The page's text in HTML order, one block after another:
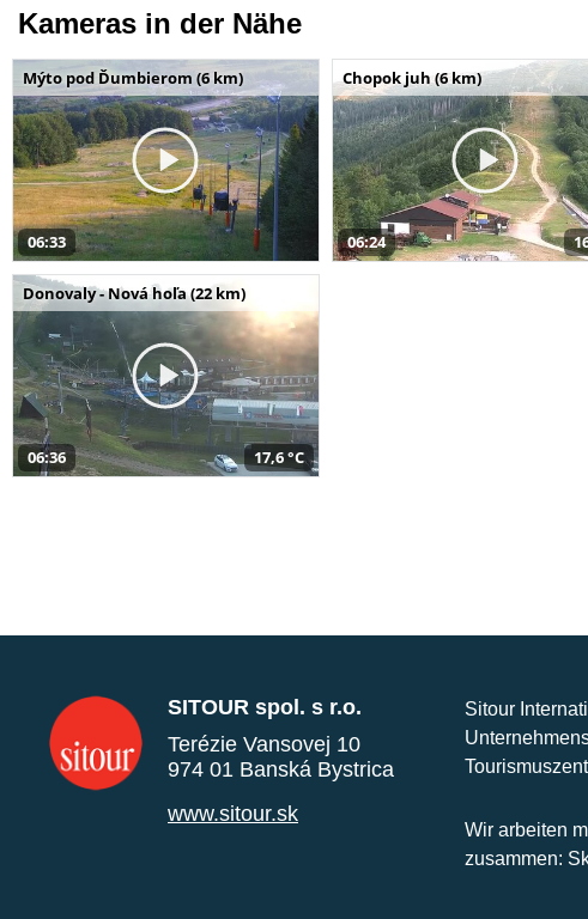
Kameras in der Nähe
Mýto pod Ďumbierom (6 km)
06:33
Chopok juh (6 km)
06:24
Donovaly - Nová hoľa (22 km)
06:36 17,6 °C
SITOUR spol. s r.o.
Terézie Vansovej 10
974 01 Banská Bystrica
www.sitour.sk
Sitour
Wir arbeiten
zusammen: